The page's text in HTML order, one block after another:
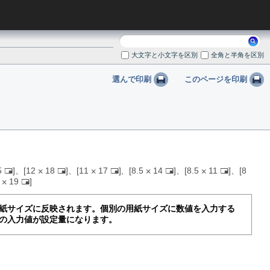
索:大文字と小文字を区別 全角と半角を区別
選んで印刷 このページを印刷
た
て
つ
う
し
12 18
た
つ
う
し
11 17
た
つ
う
8.5 14
た
つ
う
8.5 11
た
つ
う
8
19
た
て
つ
う
サイズに反映されます。個別の用紙サイズに数値を入力する
入力値が設定量になります。